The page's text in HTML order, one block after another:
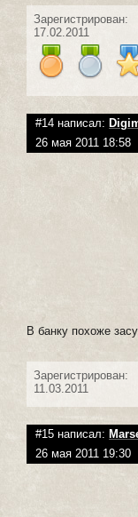
Зарегистрирован:
17.02.2011
#14 написал:
26 мая 2011 18:58
В банку похоже
Зарегистрирован:
11.03.2011
#15 написал:
26 мая 2011 19:30